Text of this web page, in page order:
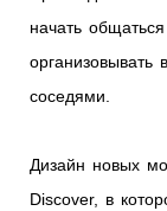
начать
организовывать
соседями.
Дизайн новых
Discover, в